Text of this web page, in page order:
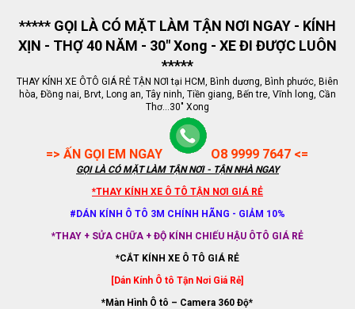
***** GỌI LÀ CÓ MẶT LÀM TẬN NƠI NGAY - KÍNH
XỊN - THỢ 40 NĂM - 30" Xong - XE ĐI ĐƯỢC LUÔN
*****
THAY KÍNH XE ÔTÔ GIÁ RẺ TẬN NƠI tại HCM, Bình dương, Bình phước, Biên
hòa, Đồng nai, Brvt, Long an, Tây ninh, Tiền giang, Bến tre, Vĩnh long, Cần
Thơ...30" Xong
=> ẤN GỌI EM NGAY O8 9999 7647 <=
GỌI LÀ CÓ MẶT LÀM TẬN NƠI - TẬN NHÀ NGAY
*THAY KÍNH XE Ô TÔ TẬN NƠI GIÁ RẺ
#DÁN KÍNH Ô TÔ 3M CHÍNH HÃNG - GIẢM 10%
*THAY + SỬA CHỮA + ĐỘ KÍNH CHIẾU HẬU ÔTÔ GIÁ RẺ
*CẮT KÍNH XE Ô TÔ GIÁ RẺ
[Dán Kính Ô tô Tận Nơi Giá Rẻ]
*Màn Hình Ô tô – Camera 360 Độ*